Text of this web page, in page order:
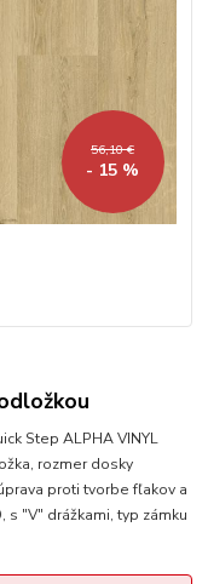
56,10 €
- 15 %
Step ALPHA VINYL
rozmer dosky
proti tvorbe fľakov a
s "V" drážkami, typ zámku